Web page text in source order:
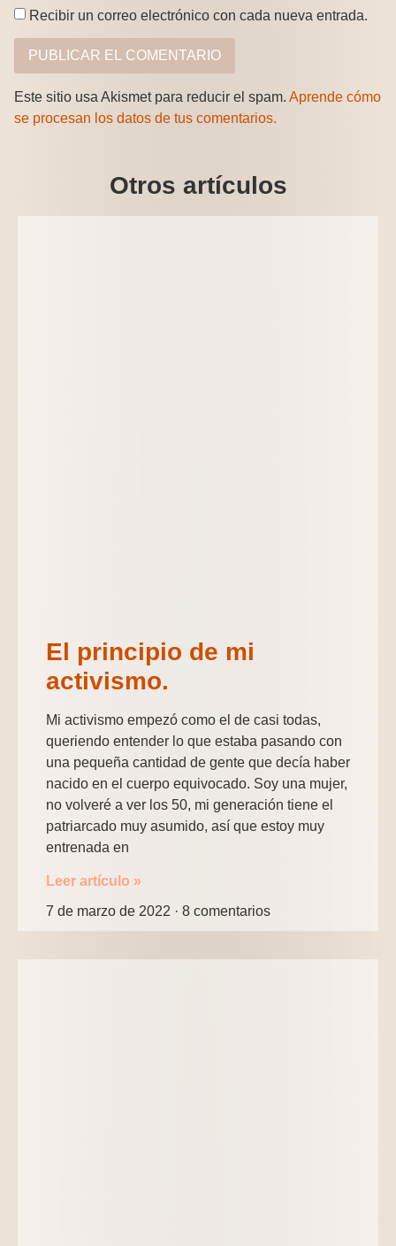
Recibir un correo electrónico con cada nueva entrada.
Este sitio usa Akismet para reducir el spam. Aprende cómo
se procesan los datos de tus comentarios.
Otros artículos
El principio de mi
activismo.
Mi activismo empezó como el de casi todas,
queriendo entender lo que estaba pasando con
una pequeña cantidad de gente que decía haber
nacido en el cuerpo equivocado. Soy una mujer,
no volveré a ver los 50, mi generación tiene el
patriarcado muy asumido, así que estoy muy
entrenada en
Leer artículo »
7 de marzo de 2022
8 comentarios